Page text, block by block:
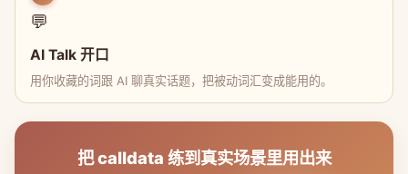
💬
AI Talk 开口
用你收藏的词跟 AI 聊真实话题，把被动词汇变成能用的。
把 calldata 练到真实场景里用出来